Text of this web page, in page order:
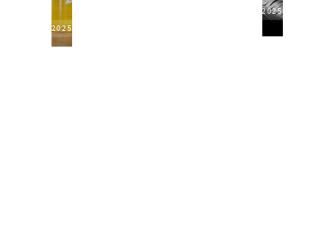
2025
2025